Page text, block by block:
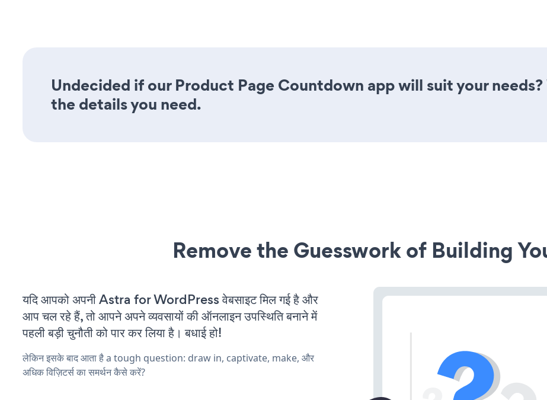
Undecided if our Product Page Countdown app will suit your needs?
the details you need.
Remove the Guesswork of Building
यदि आपको अपनी Astra for WordPress वेबसाइट मिल गई है और
आप चल रहे हैं, तो आपने अपने व्यवसायों की ऑनलाइन उपस्थिति बनाने में
पहली बड़ी चुनौती को पार कर लिया है। बधाई हो!
लेकिन इसके बाद आता है a tough question: draw in, captivate, make, और
अधिक विज़िटर्स का समर्थन कैसे करें?